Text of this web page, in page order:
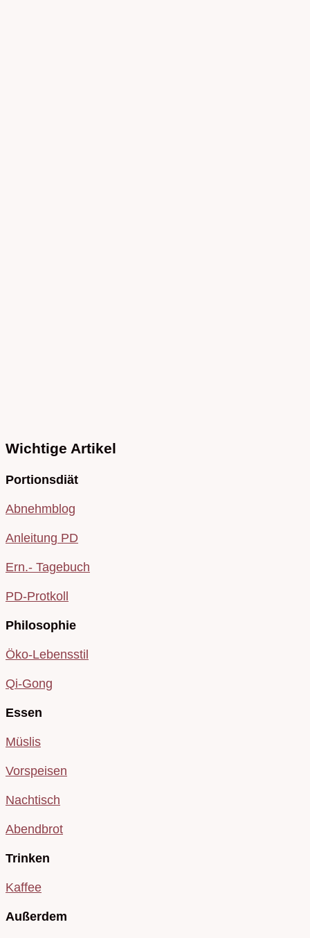
Wichtige Artikel
Portionsdiät
Abnehmblog
Anleitung PD
Ern.- Tagebuch
PD-Protkoll
Philosophie
Öko-Lebensstil
Qi-Gong
Essen
Müslis
Vorspeisen
Nachtisch
Abendbrot
Trinken
Kaffee
Außerdem